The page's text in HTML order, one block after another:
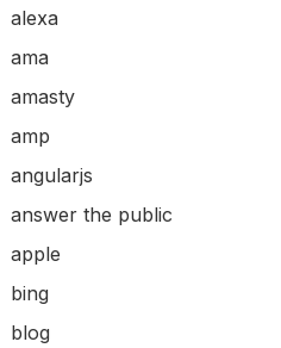
alexa
ama
amasty
amp
angularjs
answer the public
apple
bing
blog